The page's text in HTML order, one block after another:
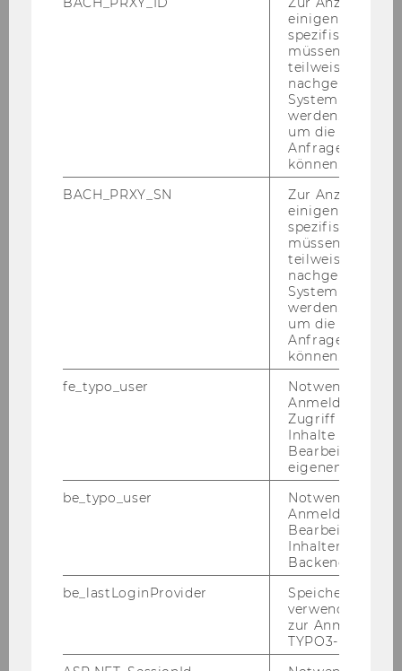
M & A
In­ter­na­tio­na­le Rech­nungs­le­gung
Manuela Baumgartner
Jakob Dirnböck
einigen WU-
spezifischen
müssen
teilweise von
nachgelagerten
System
werden.
um die Antwort
Anfrage
können.
BACH_PRXY_SN
Zur Anzeige von
einigen WU-
spezifischen
müssen
teilweise von
nachgelagerten
System
werden.
um die Antwort
Anfrage
können.
fe_typo_user
Notwendig für
Anmeldung und
Zugriff auf
Inhalte oder zur
Bearbeitung des
eigenen Profils.
be_typo_user
Notwendig für
Anmeldung und
Bearbeitung von
Inhalten im
Backend.
be_lastLoginProvider
Speichert die
verwendete
zur Anmeldung
TYPO3-Backend.